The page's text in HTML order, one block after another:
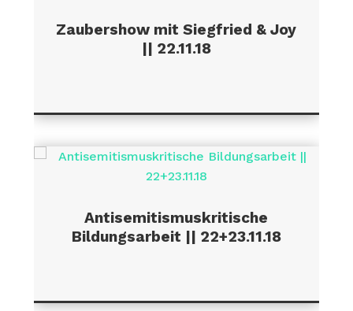
Zaubershow mit Siegfried & Joy
|| 22.11.18
Antisemitismuskritische
Bildungsarbeit || 22+23.11.18